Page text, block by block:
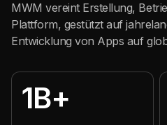
MWM vereint Erstellung,
Plattform, gestützt auf
Entwicklung von Apps auf
1B+